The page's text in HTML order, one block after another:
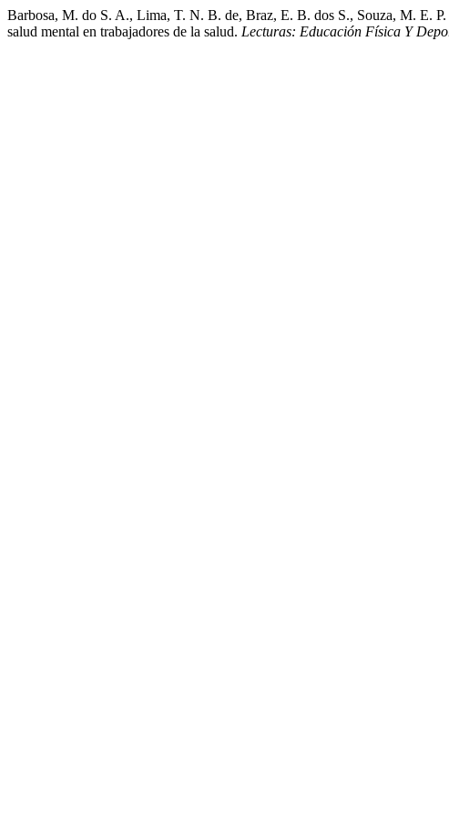
Barbosa, M. do S. A., Lima, T. N. B. de, Braz, E. B. dos S., Souza, M. E.
salud mental en trabajadores de la salud. Lecturas: Educación Física Y